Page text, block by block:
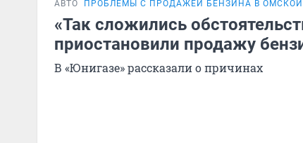
АВТО ПРОБЛЕМЫ С ПРОДАЖЕЙ БЕНЗИНА В ОМСКОЙ
«Так сложились
приостановили продажу
В «Юнигазе» рассказали о причинах